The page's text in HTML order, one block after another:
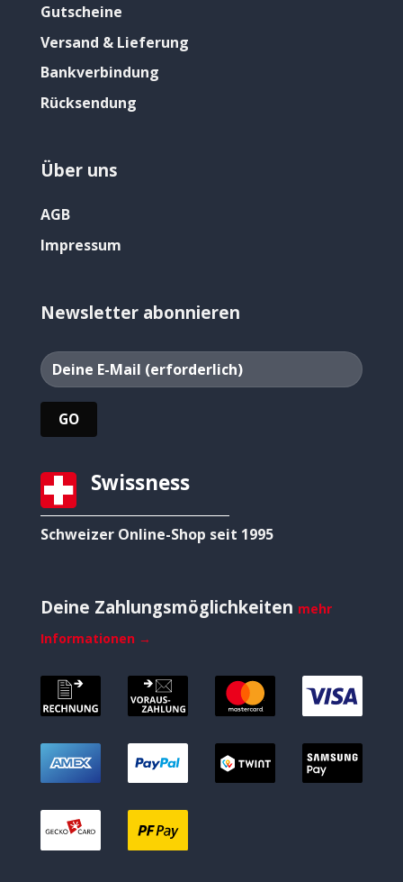
Gutscheine
Versand & Lieferung
Bankverbindung
Rücksendung
Über uns
AGB
Impressum
Newsletter abonnieren
Swissness
Schweizer Online-Shop seit 1995
Deine Zahlungsmöglichkeiten mehr
Informationen →